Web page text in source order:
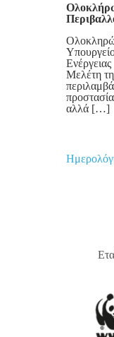
Μελέτη
αλλά […]